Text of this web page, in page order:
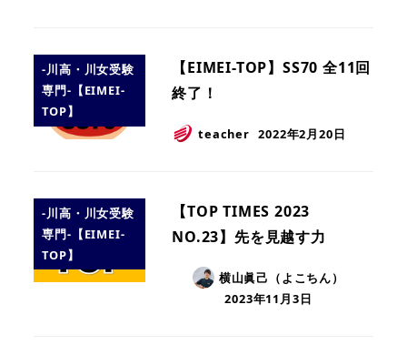
-川高・川女受験
専門-【EIMEI-
TOP】
【EIMEI-TOP】SS70 全11回
終了！
teacher 2022年2月20日
-川高・川女受験
専門-【EIMEI-
TOP】
【TOP TIMES 2023
NO.23】先を見越す力
横山眞己（よこちん）
2023年11月3日